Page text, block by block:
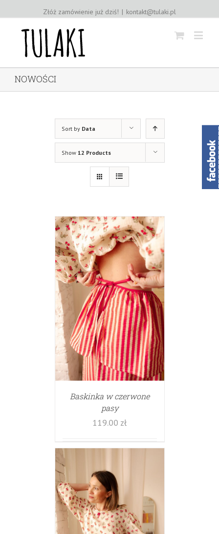
Złóż zamówienie już dziś! | kontakt@tulaki.pl
NOWOŚCI
Sort by Data
Show 12 Products
Baskinka w czerwone
pasy
119.00 zł